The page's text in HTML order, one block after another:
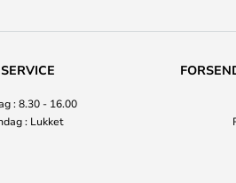
: 8.30 - 16.00
: Lukket